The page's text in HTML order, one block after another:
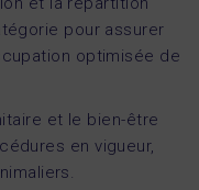
pour assurer
optimisée de
et le bien-être
en vigueur,